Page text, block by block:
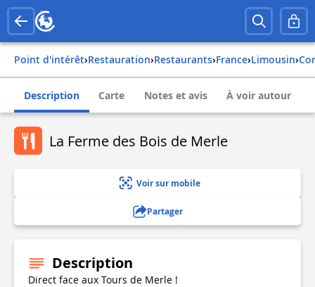
Point d'intérêt› Restauration› Restaurants› france› limousin›
Description Carte Notes et avis À voir autour
La Ferme des Bois de Merle
Voir sur mobile
Partager
Description
Direct face aux Tours de Merle !